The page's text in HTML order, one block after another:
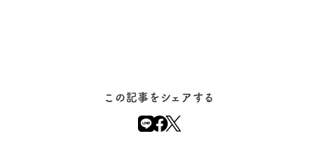
この記事をシェアする